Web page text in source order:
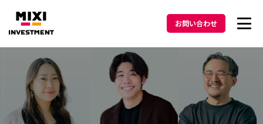
投資方針
メッセージ
お問い合わせ